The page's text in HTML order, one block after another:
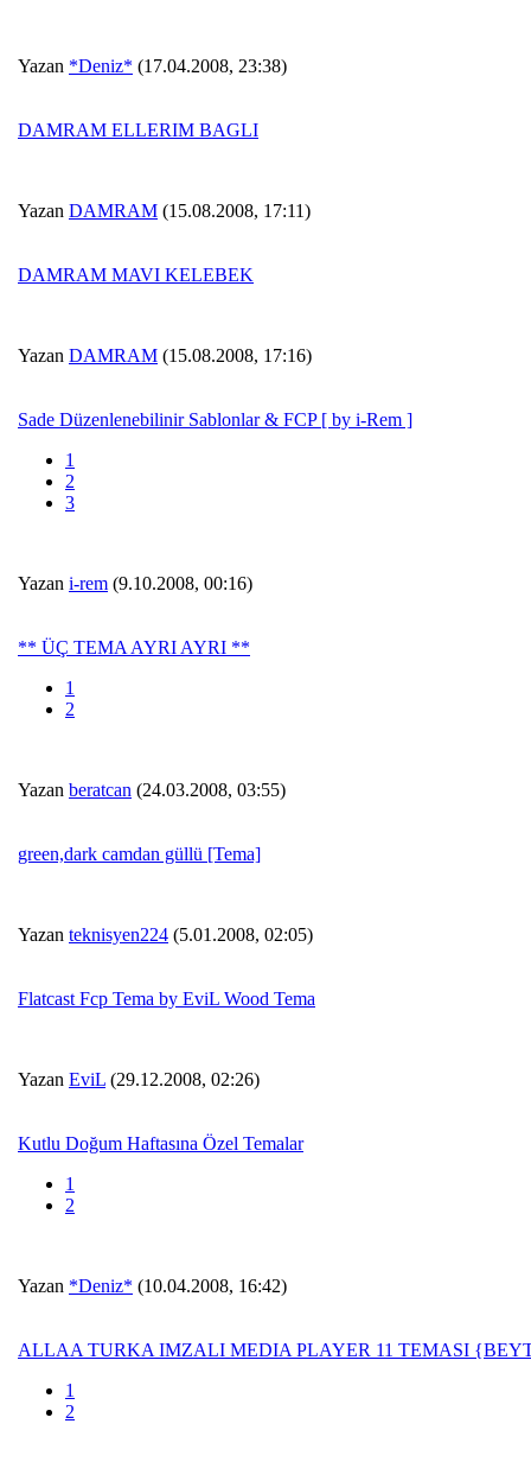
Yazan *Deniz* (17.04.2008, 23:38)
DAMRAM ELLERIM BAGLI
Yazan DAMRAM (15.08.2008, 17:11)
DAMRAM MAVI KELEBEK
Yazan DAMRAM (15.08.2008, 17:16)
Sade Düzenlenebilinir Sablonlar & FCP [ by i-Rem ]
1
2
3
Yazan i-rem (9.10.2008, 00:16)
** ÜÇ TEMA AYRI AYRI **
1
2
Yazan beratcan (24.03.2008, 03:55)
green,dark camdan güllü [Tema]
Yazan teknisyen224 (5.01.2008, 02:05)
Flatcast Fcp Tema by EviL Wood Tema
Yazan EviL (29.12.2008, 02:26)
Kutlu Doğum Haftasına Özel Temalar
1
2
Yazan *Deniz* (10.04.2008, 16:42)
ALLAA TURKA IMZALI MEDIA PLAYER 11 TEMASI
1
2